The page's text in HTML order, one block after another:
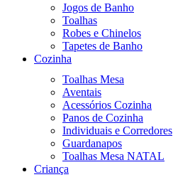
Jogos de Banho
Toalhas
Robes e Chinelos
Tapetes de Banho
Cozinha
Toalhas Mesa
Aventais
Acessórios Cozinha
Panos de Cozinha
Individuais e Corredores
Guardanapos
Toalhas Mesa NATAL
Criança